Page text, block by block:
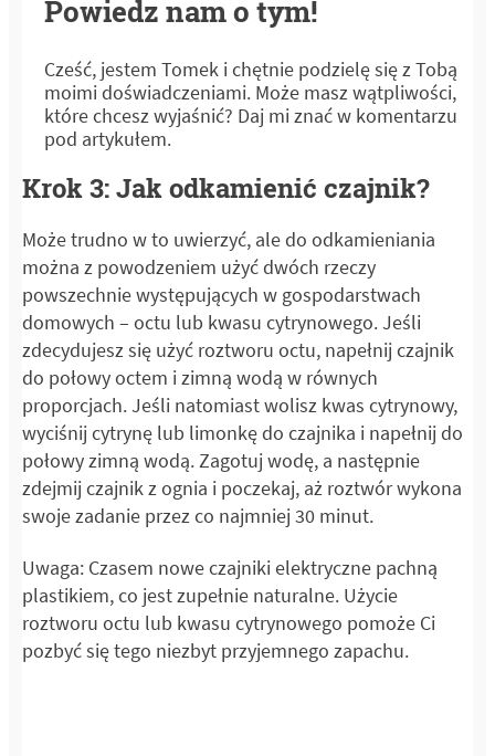
Powiedz nam o tym!
Cześć, jestem Tomek i chętnie podzielę się z Tobą
moimi doświadczeniami. Może masz wątpliwości,
które chcesz wyjaśnić? Daj mi znać w komentarzu
pod artykułem.
Krok 3: Jak odkamienić czajnik?
Może trudno w to uwierzyć, ale do odkamieniania
można z powodzeniem użyć dwóch rzeczy
powszechnie występujących w gospodarstwach
domowych – octu lub kwasu cytrynowego. Jeśli
zdecydujesz się użyć roztworu octu, napełnij czajnik
do połowy octem i zimną wodą w równych
proporcjach. Jeśli natomiast wolisz kwas cytrynowy,
wyciśnij cytrynę lub limonkę do czajnika i napełnij do
połowy zimną wodą. Zagotuj wodę, a następnie
zdejmij czajnik z ognia i poczekaj, aż roztwór wykona
swoje zadanie przez co najmniej 30 minut.
Uwaga: Czasem nowe czajniki elektryczne pachną
plastikiem, co jest zupełnie naturalne. Użycie
roztworu octu lub kwasu cytrynowego pomoże Ci
pozbyć się tego niezbyt przyjemnego zapachu.